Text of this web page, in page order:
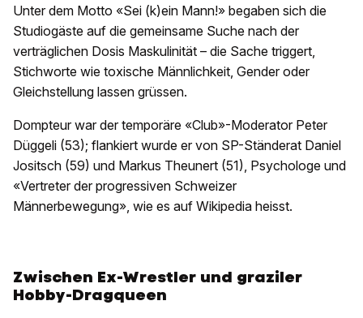
Unter dem Motto «Sei (k)ein Mann!» begaben sich die
Studiogäste auf die gemeinsame Suche nach der
verträglichen Dosis Maskulinität – die Sache triggert,
Stichworte wie toxische Männlichkeit, Gender oder
Gleichstellung lassen grüssen.
Dompteur war der temporäre «Club»-Moderator Peter
Düggeli (53); flankiert wurde er von SP-Ständerat Daniel
Jositsch (59) und Markus Theunert (51), Psychologe und
«Vertreter der progressiven Schweizer
Männerbewegung», wie es auf Wikipedia heisst.
Zwischen Ex-Wrestler und graziler
Hobby-Dragqueen